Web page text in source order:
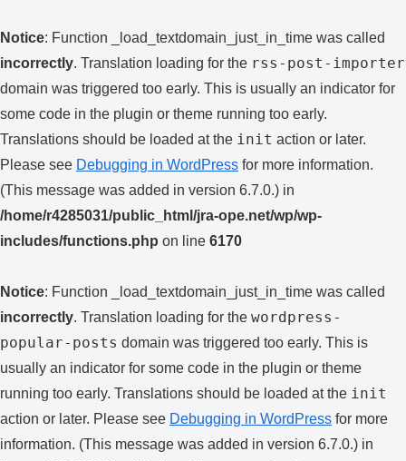
Notice: Function _load_textdomain_just_in_time was called
incorrectly. Translation loading for the rss-post-importer
domain was triggered too early. This is usually an indicator for
some code in the plugin or theme running too early.
Translations should be loaded at the init action or later.
Please see Debugging in WordPress for more information.
(This message was added in version 6.7.0.) in
/home/r4285031/public_html/jra-ope.net/wp/wp-
includes/functions.php on line 6170
Notice: Function _load_textdomain_just_in_time was called
incorrectly. Translation loading for the wordpress-
popular-posts domain was triggered too early. This is
usually an indicator for some code in the plugin or theme
running too early. Translations should be loaded at the init
action or later. Please see Debugging in WordPress for more
information. (This message was added in version 6.7.0.) in